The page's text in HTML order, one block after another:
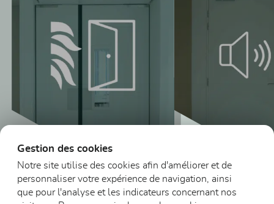
Blocs-portes
Gestion des cookies
Notre site utilise des cookies afin d'améliorer et de
personnaliser votre expérience de navigation, ainsi
que pour l'analyse et les indicateurs concernant nos